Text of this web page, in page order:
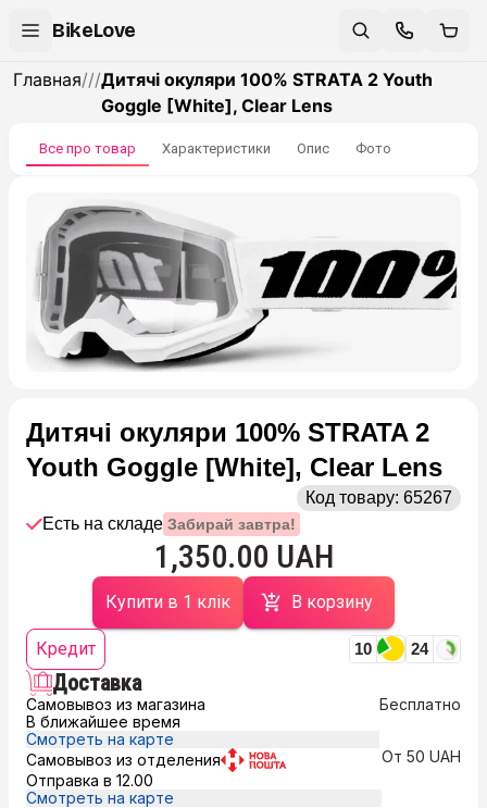
BikeLove
Главная///Дитячі окуляри 100% STRATA 2 Youth
Goggle [White], Clear Lens
Все про товар Характеристики Опис Фото
Дитячі окуляри 100% STRATA 2
Youth Goggle [White], Clear Lens
Код товару: 65267
Есть на складе Забирай завтра!
1,350.00 UAH
Купити в 1 клік В корзину
Кредит 10 24
Доставка
Самовывоз из магазина
В ближайшее время
Смотреть на карте
Бесплатно
Самовывоз из отделения
Отправка в 12.00
Смотреть на карте
От 50 UAH